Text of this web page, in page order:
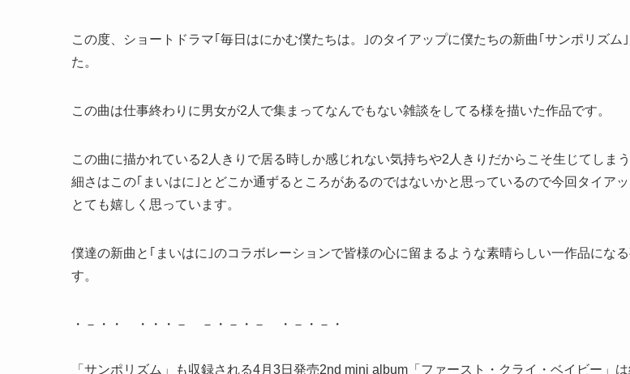
この度、ショートドラマ｢毎日はにかむ僕たちは。｣のタイアップに僕たちの新曲｢サンポリズム
た。
この曲は仕事終わりに男女が2人で集まってなんでもない雑談をしてる様を描いた作品です。
この曲に描かれている2人きりで居る時しか感じれない気持ちや2人きりだからこそ生じてしま
細さはこの｢まいはに｣とどこか通ずるところがあるのではないかと思っているので今回タイア
とても嬉しく思っています。
僕達の新曲と｢まいはに｣のコラボレーションで皆様の心に留まるような素晴らしい一作品にな
す。
・－・・ ・・・－ －・－・－ ・－・－・
「サンポリズム」も収録される4月3日発売2nd mini album「ファースト・クライ・ベイビー」